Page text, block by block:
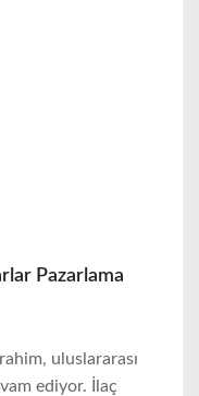
Pazarlama
uluslararası
ediyor. İlaç